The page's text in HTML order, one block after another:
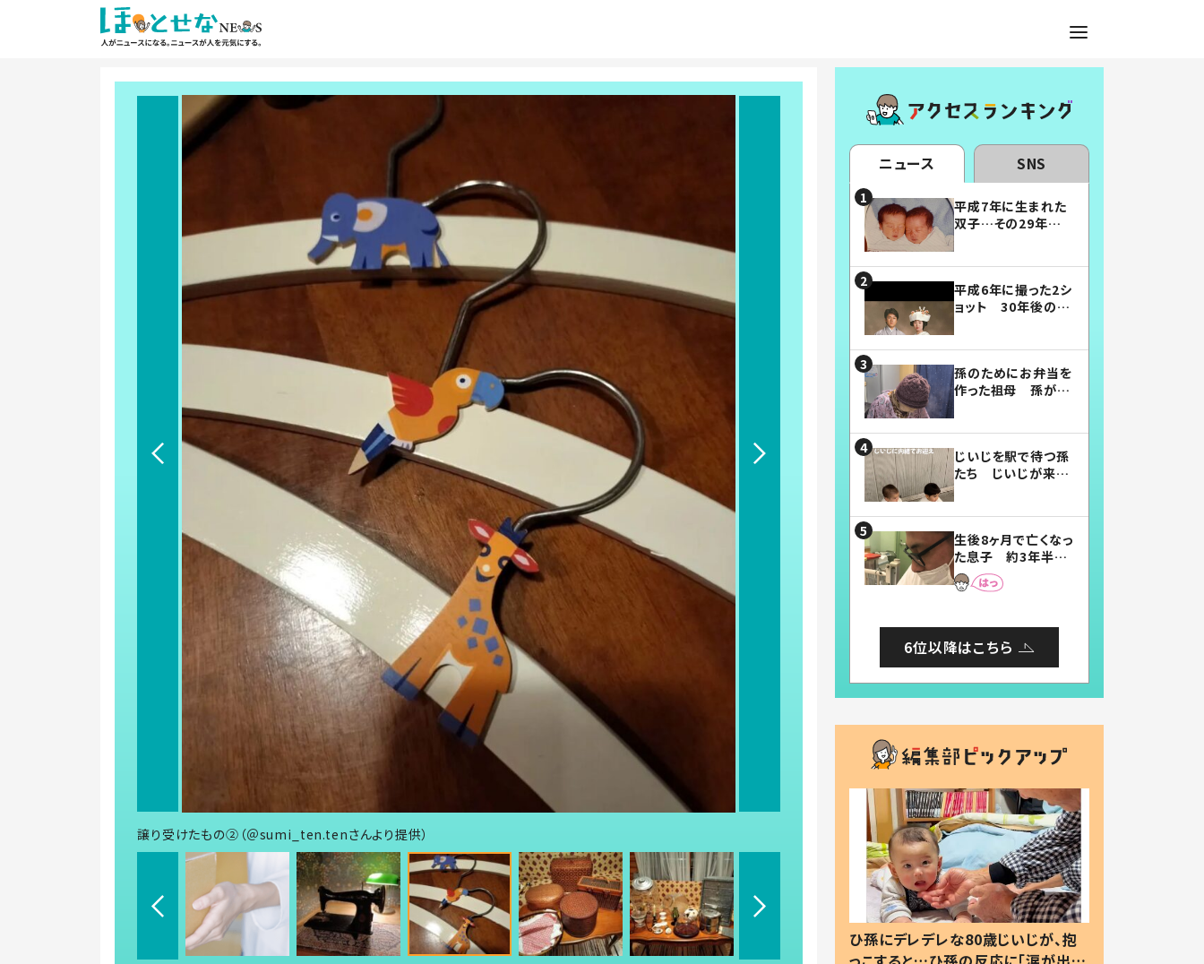
譲り受けたもの②（＠sumi_ten.tenさんより提供）
ニュース SNS
平成7年に生まれた
双子…その29年後
平成6年に撮った2シ
ョット 30年後の姿
孫のためにお弁当を
作った祖母 孫が絶
じいじを駅で待つ孫
たち じいじが来た
まらない」「幸せにな
れる」
生後8ヶ月で亡くなっ
た息子 約3年半
後、当時の妻の日記
に書いてあった本音
6位以降はこちら
ひ孫にデレデレな80歳じいじが、抱